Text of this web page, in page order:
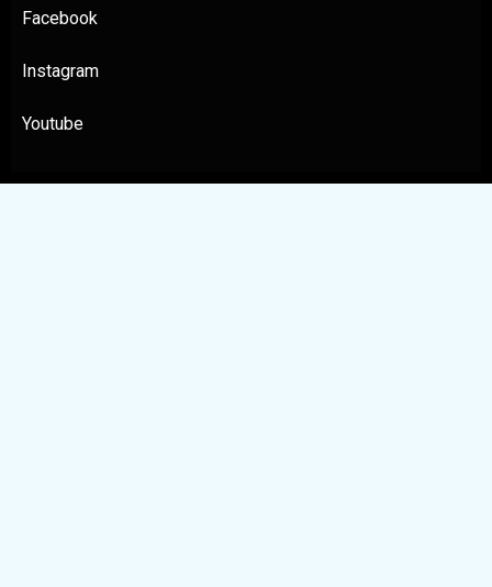
Facebook
Instagram
Youtube